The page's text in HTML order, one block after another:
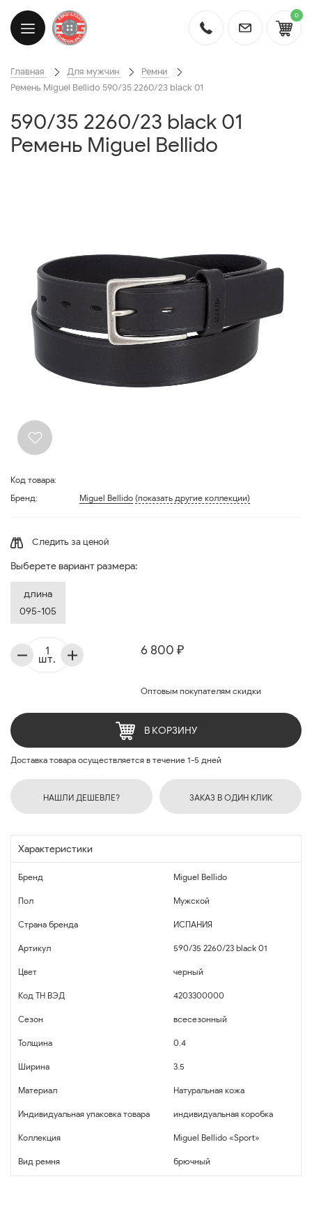
0
Главная Для мужчин
Ремни
Ремень Miguel Bellido 590/35 2260/23 black 01
590/35 2260/23 black 01
Ремень Miguel Bellido
Код товара:
Бренд:
Miguel Bellido (показать другие коллекции)
Следить за ценой
Выберете вариант размера:
длина
095-105
6 800 ₽
Оптовым покупателям скидки
шт.
В КОРЗИНУ
Доставка товара осуществляется в течение 1-5 дней
НАШЛИ ДЕШЕВЛЕ? ЗАКАЗ В ОДИН КЛИК
Характеристики
Бренд Miguel Bellido
Пол Мужской
Страна бренда ИСПАНИЯ
Артикул 590/35 2260/23 black 01
Цвет черный
Код ТН ВЭД 4203300000
Сезон всесезонный
Толщина 0.4
Ширина 3.5
Материал Натуральная кожа
Индивидуальная упаковка товара индивидуальная коробка
Коллекция Miguel Bellido «Sport»
Вид ремня брючный